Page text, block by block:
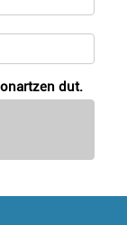
dut.